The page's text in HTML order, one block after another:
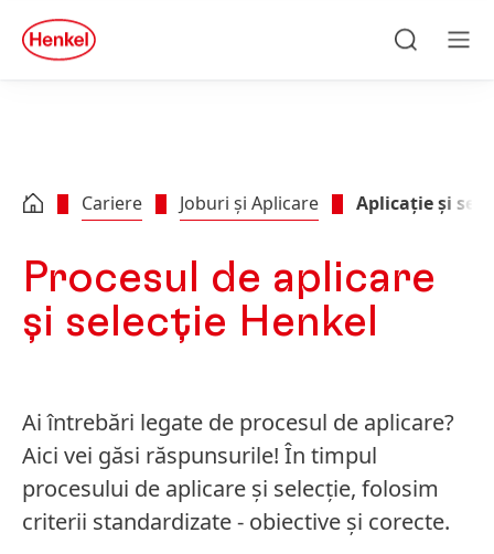
Skip to footer
quick
search
Cariere Joburi și Aplicare Aplicație și
Procesul de aplicare
și selecție Henkel
Ai întrebări legate de procesul de aplicare?
Aici vei găsi răspunsurile! În timpul
procesului de aplicare și selecție, folosim
criterii standardizate - obiective și corecte.